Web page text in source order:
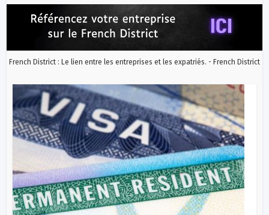
French District : Le lien entre les entreprises et les expatriés. - French District